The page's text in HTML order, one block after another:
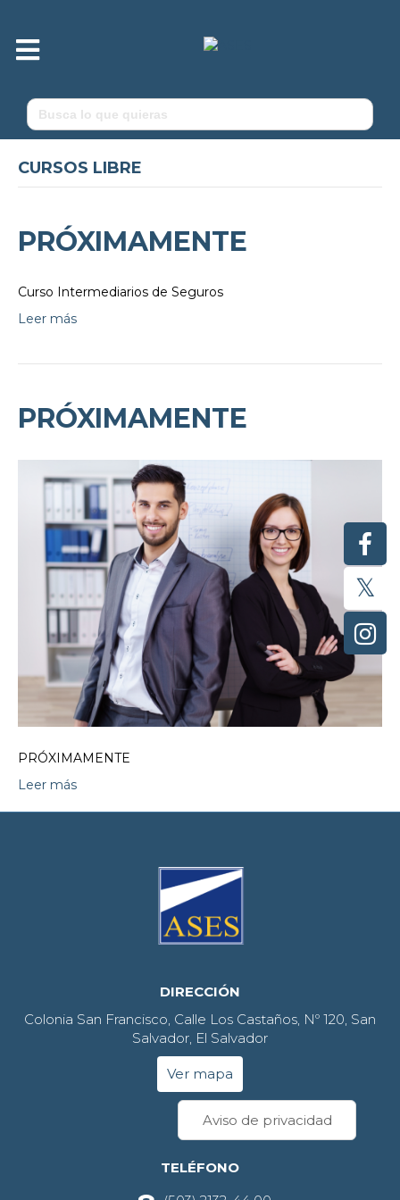
Menú
Buscar:
CURSOS LIBRE
PRÓXIMAMENTE
Curso Intermediarios de Seguros
Leer más
PRÓXIMAMENTE
PRÓXIMAMENTE
Leer más
DIRECCIÓN
Colonia San Francisco, Calle Los Castaños, Nº 120, San
Salvador, El Salvador
Ver mapa
Aviso de privacidad
TELÉFONO